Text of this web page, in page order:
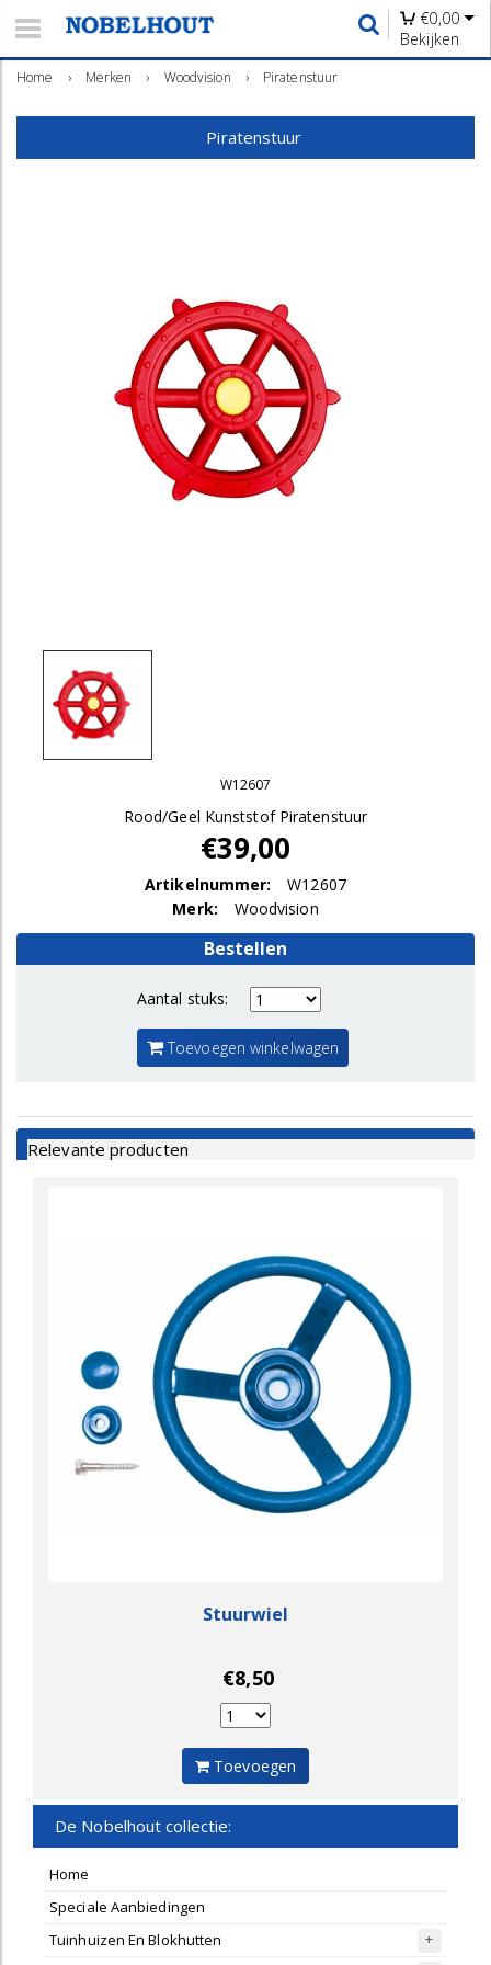
€0,00
Bekijken
Home › Merken › Woodvision › Piratenstuur
Piratenstuur
W12607
Rood/Geel Kunststof Piratenstuur
€39,00
Artikelnummer:
W12607
Merk:
Woodvision
Bestellen
Aantal stuks:
Toevoegen winkelwagen
Relevante producten
Stuurwiel
€8,50
Toevoegen
De Nobelhout collectie:
Home
Speciale Aanbiedingen
Tuinhuizen En Blokhutten